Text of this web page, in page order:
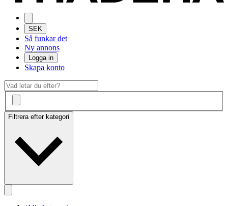
SEK
Så funkar det
Ny annons
Logga in
Skapa konto
Filtrera efter kategori